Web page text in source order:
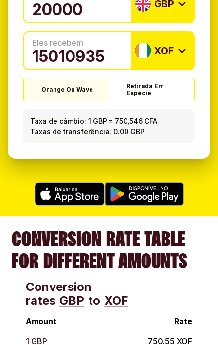
GBP
Eles recebem
XOF
Orange Ou Wave
Retirada Em
Espécie
Taxa de câmbio: 1 GBP = 750,546 CFA
Taxas de transferência: 0.00 GBP
CONVERSION RATE TABLE
FOR DIFFERENT AMOUNTS
Conversion
rates GBP to XOF
Amount Rate
1 GBP 750.55 XOF